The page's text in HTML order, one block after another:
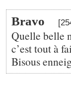
Bravo
Quelle belle
c’est tout à
Bisous